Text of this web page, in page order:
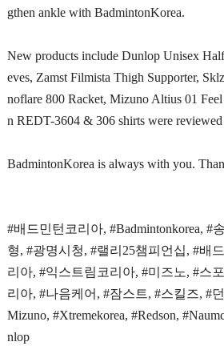
gthen ankle with BadmintonKorea.
New products include Dunlop Unisex
eves, Zamst Filmista Thigh Supporter,
noflare 800 Racket, Mizuno Altius 01
n REDT-3604 & 306 shirts were
BadmintonKorea is always with you.
#배드민턴코리아, #Badmintonkorea, #
형, #광명시청, #랠리25챔피언십, #배
리아, #익스트림코리아, #미즈노, #스
리아, #나음케어, #잠스트, #스킬즈, #
Mizuno, #Xtremekorea, #Redson,
nlop